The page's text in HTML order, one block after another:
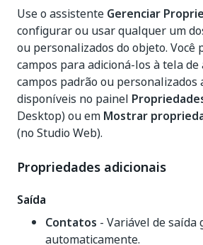
Use o assistente Gerenciar
configurar ou usar qualquer um
ou personalizados do objeto. Você
campos para adicioná-los à tela de
campos padrão ou personalizados
disponíveis no painel
Desktop) ou em Mostrar
(no Studio Web).
Propriedades adicionais
Saída
Contatos - Variável de saída
automaticamente.